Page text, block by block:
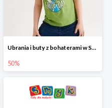
Ubrania i buty z bohaterami w Smyku do -50%
50%